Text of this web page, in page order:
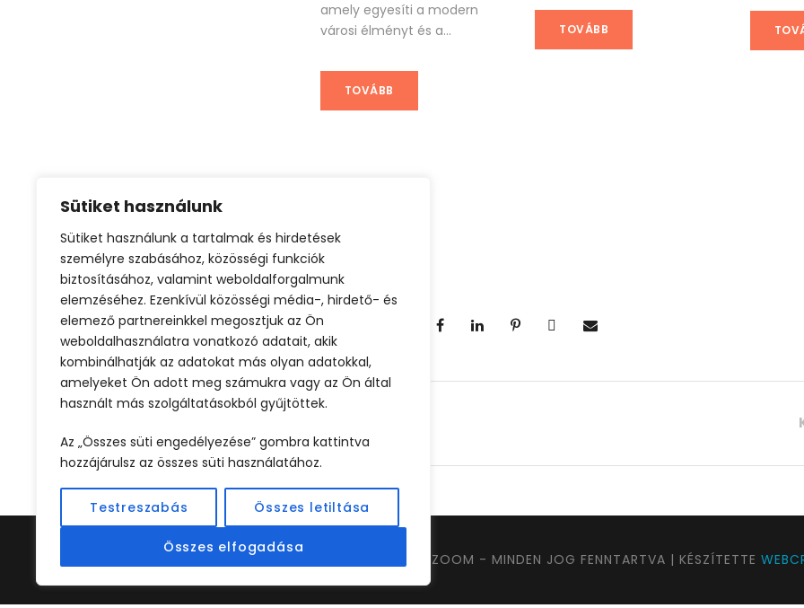
Sütiket használunk
Sütiket használunk a tartalmak és hirdetések
személyre szabásához, közösségi funkciók
biztosításához, valamint weboldalforgalmunk
elemzéséhez. Ezenkívül közösségi média-, hirdető- és
elemező partnereinkkel megosztjuk az Ön
weboldalhasználatra vonatkozó adatait, akik
kombinálhatják az adatokat más olyan adatokkal,
amelyeket Ön adott meg számukra vagy az Ön által
használt más szolgáltatásokból gyűjtöttek.
Az „Összes süti engedélyezése” gombra kattintva
hozzájárulsz az összes süti használatához.
Testreszabás Összes letiltása
Összes elfogadása
amely egyesíti a modern
városi élményt és a...
TOVÁBB
TOVÁBB
Olcsó repjegy Tengerparti nyaralás
©2024 UTAZOOM - MINDEN JOG FENNTARTVA | KÉSZÍTETTE